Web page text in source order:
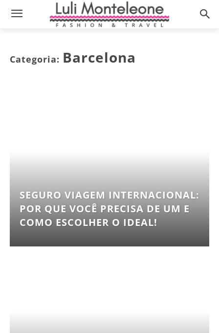
Categoria: Barcelona
SEGURO VIAGEM INTERNACIONAL:
POR QUE VOCÊ PRECISA DE UM E
COMO ESCOLHER O IDEAL!